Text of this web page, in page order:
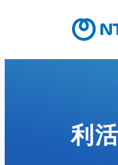
利
トップ